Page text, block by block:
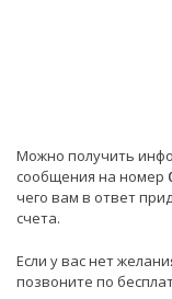
Можно получить
сообщения на номер
чего вам в ответ
счета.
Если у вас нет
позвоните по